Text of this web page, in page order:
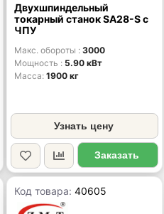
Двухшпиндельный
токарный станок SA28-S с
ЧПУ
Макс. обороты
3000
Мощность
5.90 кВт
Масса 1900 кг
Узнать цену
Заказать
Код товара:40605